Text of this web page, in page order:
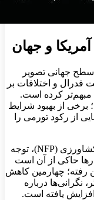
و جهان
جهانی تصویر
فدرال و اختلافات بر
کرده است.
از بهبود شرایط
از رکود تورمی را
با تعویق در انتشار گزارش مهم اشتغال غیرکشاورزی (NFP)، توجه
حاکی از آن است
هزار شغل از بین رفته؛ چهارمین کاهش
نگرانی‌ها درباره
یافته است.